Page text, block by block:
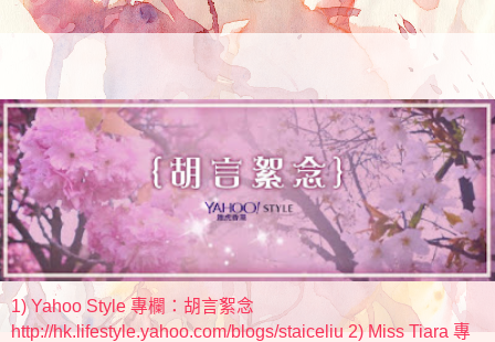
1) Yahoo Style 專欄：胡言絮念
http://hk.lifestyle.yahoo.com/blogs/staiceliu 2) Miss Tiara 專